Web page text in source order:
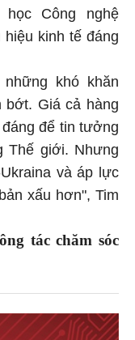
Công nghệ
hiệu kinh tế đáng
khó khăn
bớt. Giá cả hàng
để tin tưởng
Thế giới. Nhưng
và áp lực
xấu hơn", Tim
tác chăm sóc